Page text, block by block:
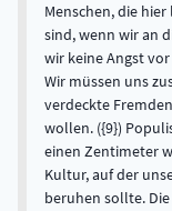
Menschen, die
sind, wenn wir an
wir keine Angst
Wir müssen uns
verdeckte
wollen. ({9})
einen Zentimeter
Kultur, auf der
beruhen sollte.